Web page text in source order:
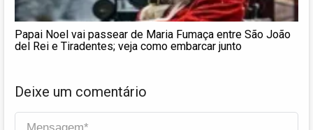
Papai Noel vai passear de Maria Fumaça entre São João
del Rei e Tiradentes; veja como embarcar junto
Deixe um comentário